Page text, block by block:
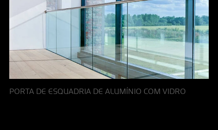
PORTA DE ESQUADRIA DE ALUMÍNIO COM VIDRO